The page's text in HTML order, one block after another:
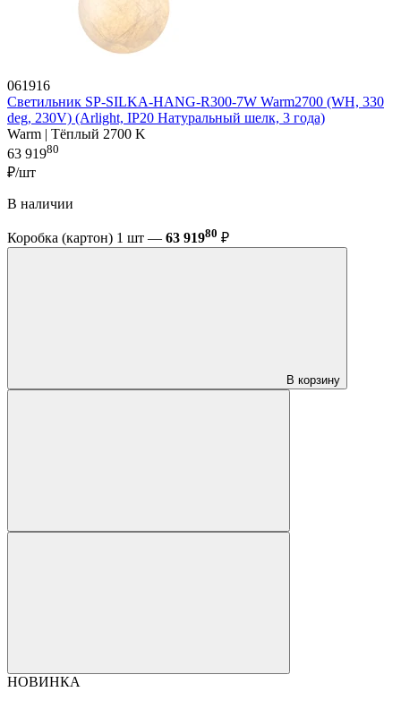
061916
Светильник SP-SILKA-HANG-R300-7W Warm2700 (WH, 330
deg, 230V) (Arlight, IP20 Натуральный шелк, 3 года)
Warm | Тёплый 2700 K
63 91980
₽/шт
В наличии
Коробка (картон) 1 шт — 63 91980 ₽
В корзину
НОВИНКА